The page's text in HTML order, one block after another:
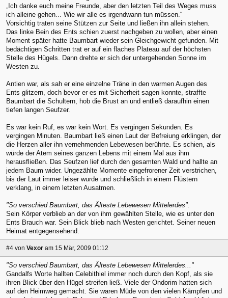
„Ich danke euch meine Freunde, aber den letzten Teil des Weges muss
ich alleine gehen... Wie wir alle es irgendwann tun müssen.“
Vorsichtig traten seine Stützen zur Seite und ließen ihn allein stehen.
Das linke Bein des Ents schien zuerst nachgeben zu wollen, aber einen
Moment später hatte Baumbart wieder sein Gleichgewicht gefunden. Mit
bedächtigen Schritten trat er auf ein flaches Plateau auf der höchsten
Stelle des Hügels. Dann drehte er sich der untergehenden Sonne im
Westen zu.
Antien war, als sah er eine einzelne Träne in den warmen Augen des
Ents glitzern, doch bevor er es mit Sicherheit sagen konnte, straffte
Baumbart die Schultern, hob die Brust an und entließ daraufhin einen
tiefen langen Seufzer.
Es war kein Ruf, es war kein Wort. Es vergingen Sekunden. Es
vergingen Minuten. Baumbart ließ einen Laut der Befreiung erklingen, der
die Herzen aller ihn vernehmenden Lebewesen berührte. Es schien, als
würde der Atem seines ganzen Lebens mit einem Mal aus ihm
herausfließen. Das Seufzen lief durch den gesamten Wald und hallte an
jedem Baum wider. Ungezählte Momente eingefrorener Zeit verstrichen,
bis der Laut immer leiser wurde und schließlich in einem Flüstern
verklang, in einem letzten Ausatmen.
"So verschied Baumbart, das Älteste Lebewesen Mittelerdes"
Sein Körper verblieb an der von ihm gewählten Stelle, wie es unter den
Ents Brauch war. Sein Blick blieb nach Westen gerichtet. Seiner neuen
Heimat entgegensehend.
#4 von Vexor am 15 Mär, 2009 01:12
"So verschied Baumbart, das Älteste Lebewesen Mittelerdes..."
Gandalfs Worte hallten Celebithiel immer noch durch den Kopf, als sie
ihren Blick über den Hügel streifen ließ. Viele der Ondorim hatten sich
auf den Heimweg gemacht. Sie waren Müde von den vielen Kämpfen und